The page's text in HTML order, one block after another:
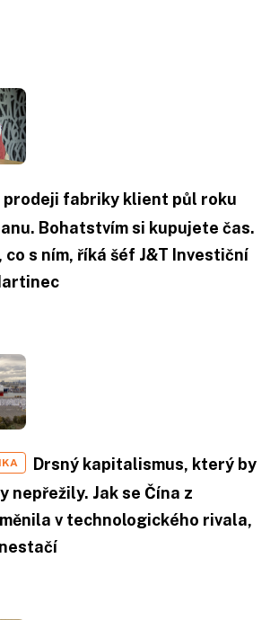
prodeji fabriky klient půl roku
Bohatstvím si kupujete čas.
co s ním, říká šéf J&T Investiční
Drsný kapitalismus, který by
nepřežily. Jak se Čína z
v technologického rivala,